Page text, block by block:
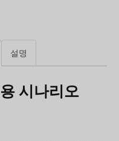
설명
시나리오